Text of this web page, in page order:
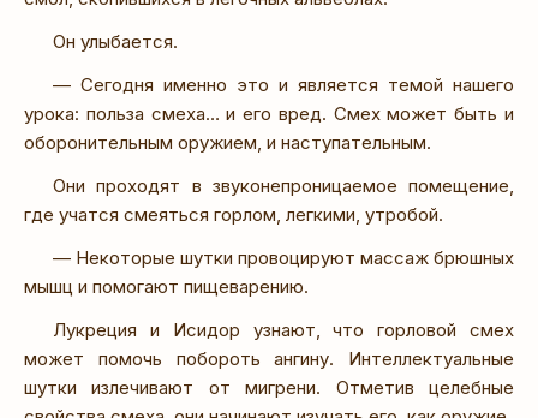
Он улыбается.
— Сегодня именно это и является темой нашего
урока: польза смеха… и его вред. Смех может быть и
оборонительным оружием, и наступательным.
Они проходят в звуконепроницаемое помещение,
где учатся смеяться горлом, легкими, утробой.
— Некоторые шутки провоцируют массаж брюшных
мышц и помогают пищеварению.
Лукреция и Исидор узнают, что горловой смех
может помочь побороть ангину. Интеллектуальные
шутки излечивают от мигрени. Отметив целебные